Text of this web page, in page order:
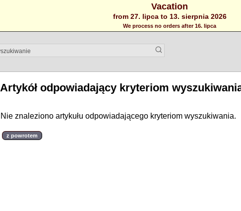
Vacation
from 27. lipca to 13. sierpnia 2026
We process no orders after 16. lipca
Artykół odpowiadający kryteriom
Nie znaleziono artykułu odpowiadającego kryteriom wyszukiwania.
z powrotem